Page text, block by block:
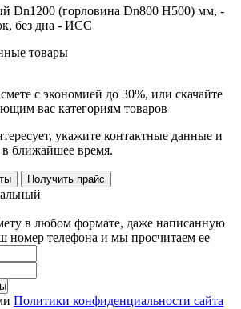
Dn1200 (горловина Dn800 H500) мм, -
без дна - ИСС
товары
с экономией до 30%, или скачайте
вас категориям товаров
укажите контактные данные и
ближайшее время.
Получить прайс
в любом формате, даже написанную
номер телефона и мы просчитаем ее
Политики конфиденциальности сайта